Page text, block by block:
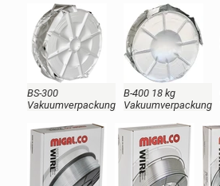
BS-300
Vakuumverpackung
B-400 18 kg
Vakuumverpackung